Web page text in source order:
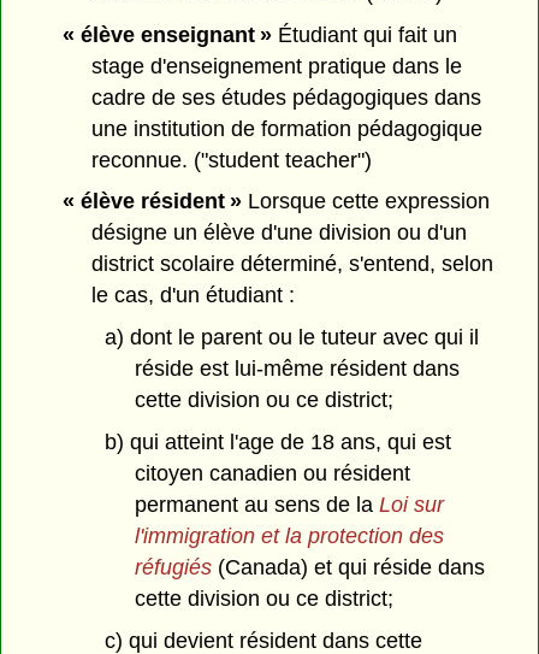
« élève enseignant »Étudiant qui fait un
stage d'enseignement pratique dans le
cadre de ses études pédagogiques dans
une institution de formation pédagogique
reconnue. ("student teacher")
« élève résident »Lorsque cette expression
désigne un élève d'une division ou d'un
district scolaire déterminé, s'entend, selon
le cas, d'un étudiant :
a) dont le parent ou le tuteur avec qui il
réside est lui-même résident dans
cette division ou ce district;
b) qui atteint l'age de 18 ans, qui est
citoyen canadien ou résident
permanent au sens de la Loi sur
l'immigration et la protection des
réfugiés(Canada) et qui réside dans
cette division ou ce district;
c) qui devient résident dans cette